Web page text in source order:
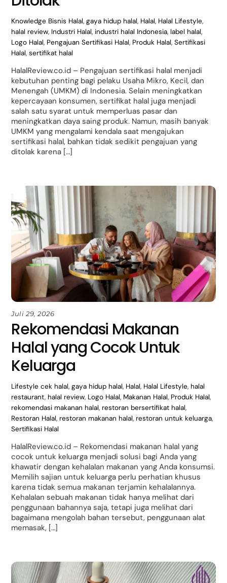
Knowledge Bisnis Halal,gaya hidup halal, Halal, Halal Lifestyle,
halal review, Industri Halal, industri halal Indonesia, label halal,
Logo Halal, Pengajuan Sertifikasi Halal, Produk Halal,Sertifikasi
Halal,sertifikat halal
HalalReview.co.id – Pengajuan sertifikasi halal menjadi
kebutuhan penting bagi pelaku Usaha Mikro, Kecil, dan
Menengah (UMKM) di Indonesia. Selain meningkatkan
kepercayaan konsumen, sertifikat halal juga menjadi
salah satu syarat untuk memperluas pasar dan
meningkatkan daya saing produk. Namun, masih banyak
UMKM yang mengalami kendala saat mengajukan
sertifikasi halal, bahkan tidak sedikit pengajuan yang
ditolak karena […]
Juli 29, 2026
Rekomendasi Makanan
Halal yang Cocok Untuk
Keluarga
Lifestyle cek halal,gaya hidup halal, Halal, Halal Lifestyle, halal
restaurant, halal review, Logo Halal, Makanan Halal, Produk Halal,
rekomendasi makanan halal, restoran bersertifikat halal,
Restoran Halal, restoran makanan halal, restoran untuk keluarga,
Sertifikasi Halal
HalalReview.co.id – Rekomendasi makanan halal yang
cocok untuk keluarga menjadi solusi bagi Anda yang
khawatir dengan kehalalan makanan yang Anda konsumsi.
Memilih sajian untuk keluarga perlu perhatian khusus
karena tidak semua makanan terjamin kehalalannya.
Kehalalan sebuah makanan tidak hanya melihat dari
penggunaan bahannya saja, tetapi juga melihat dari
bagaimana mengolah bahan tersebut, penggunaan alat
memasak, […]